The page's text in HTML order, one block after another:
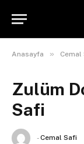
Anasayfa » Cemal
Zulüm
Safi
-Cemal Safi